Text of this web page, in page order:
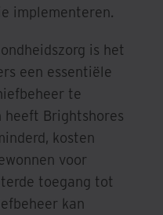
implementeren.
is het
een essentiële
te
Brightshores
kosten
voor
toegang tot
kan